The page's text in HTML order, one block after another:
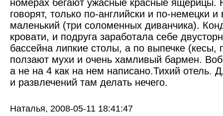
номерах бегают ужасные красные ящерицы.
говорят, только по-английски и по-немецки
маленький (три соломенных диванчика).
кровати, и подруга заработала себе
бассейна липкие столы, а по выпечке (кесы,
ползают мухи и очень хамливый бармен.
а не на 4 как на нем написано.Тихий отель.
и развлечений там делать нечего.
Наталья, 2008-05-11 18:41:47